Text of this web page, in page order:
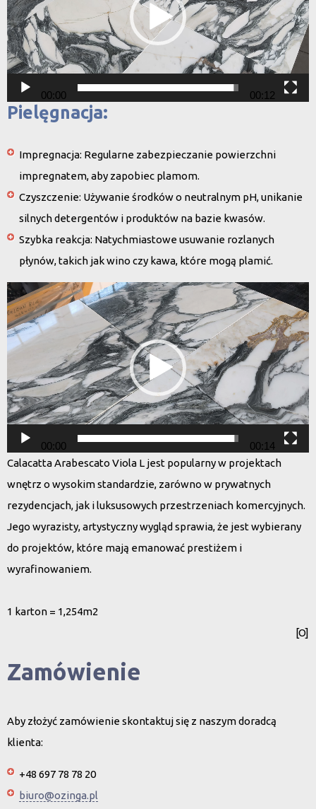
00:00 00:12
Pielęgnacja:
Impregnacja: Regularne zabezpieczanie powierzchni
impregnatem, aby zapobiec plamom.
Czyszczenie: Używanie środków o neutralnym pH, unikanie
silnych detergentów i produktów na bazie kwasów.
Szybka reakcja: Natychmiastowe usuwanie rozlanych
płynów, takich jak wino czy kawa, które mogą plamić.
Odtwarzacz
video
00:00
00:14
Calacatta Arabescato Viola L jest popularny w projektach
wnętrz o wysokim standardzie, zarówno w prywatnych
rezydencjach, jak i luksusowych przestrzeniach komercyjnych.
Jego wyrazisty, artystyczny wygląd sprawia, że jest wybierany
do projektów, które mają emanować prestiżem i
wyrafinowaniem.
1 karton = 1,254m2
[O]
Zamówienie
Aby złożyć zamówienie skontaktuj się z naszym doradcą
klienta:
+48 697 78 78 20
biuro@ozinga.pl